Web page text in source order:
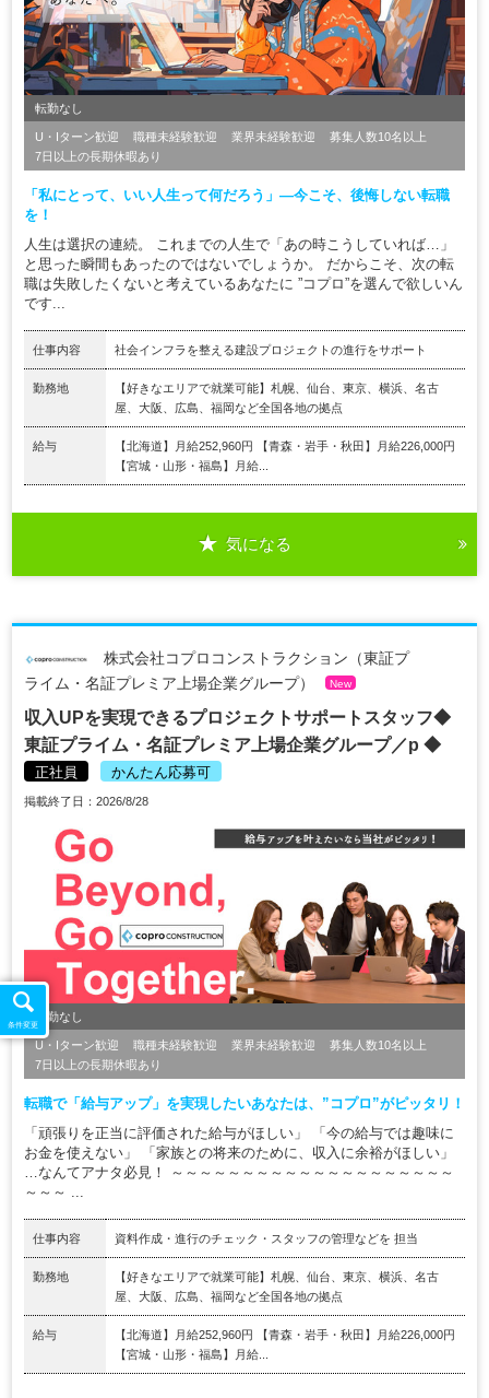
転勤なし
U・Iターン歓迎 職種未経験歓迎 業界未経験歓迎
募集人数10名以上
7日以上の長期休暇あり
「私にとって、いい人生って何だろう」―今こそ、後悔しない転職
を！
人生は選択の連続。 これまでの人生で「あの時こうしていれば…」
と思った瞬間もあったのではないでしょうか。 だからこそ、次の転
職は失敗したくないと考えているあなたに ”コプロ”を選んで欲しいん
です...
仕事内容 社会インフラを整える建設プロジェクトの進行をサポート
勤務地
【好きなエリアで就業可能】札幌、仙台、東京、横浜、名古
屋、大阪、広島、福岡など全国各地の拠点
給与
【北海道】月給252,960円 【青森・岩手・秋田】月給226,000円
【宮城・山形・福島】月給...
気になる
株式会社コプロコンストラクション（東証プ
ライム・名証プレミア上場企業グループ）
New
収入UPを実現できるプロジェクトサポートスタッフ◆
東証プライム・名証プレミア上場企業グループ／p ◆
正社員 かんたん応募可
掲載終了日：2026/8/28
転勤なし
U・Iターン歓迎 職種未経験歓迎 業界未経験歓迎
募集人数10名以上
7日以上の長期休暇あり
転職で「給与アップ」を実現したいあなたは、”コプロ”がピッタリ！
「頑張りを正当に評価された給与がほしい」 「今の給与では趣味に
お金を使えない」 「家族との将来のために、収入に余裕がほしい」
…なんてアナタ必見！ ～～～～～～～～～～～～～～～～～～～～
～～～ ...
仕事内容 資料作成・進行のチェック・スタッフの管理などを 担当
勤務地
【好きなエリアで就業可能】札幌、仙台、東京、横浜、名古
屋、大阪、広島、福岡など全国各地の拠点
給与
【北海道】月給252,960円 【青森・岩手・秋田】月給226,000円
【宮城・山形・福島】月給...
条件変更